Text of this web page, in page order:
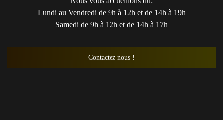
Lundi au Vendredi de 9h à 12h et de 14h à 19h
Samedi de 9h à 12h et de 14h à 17h
Contactez nous !